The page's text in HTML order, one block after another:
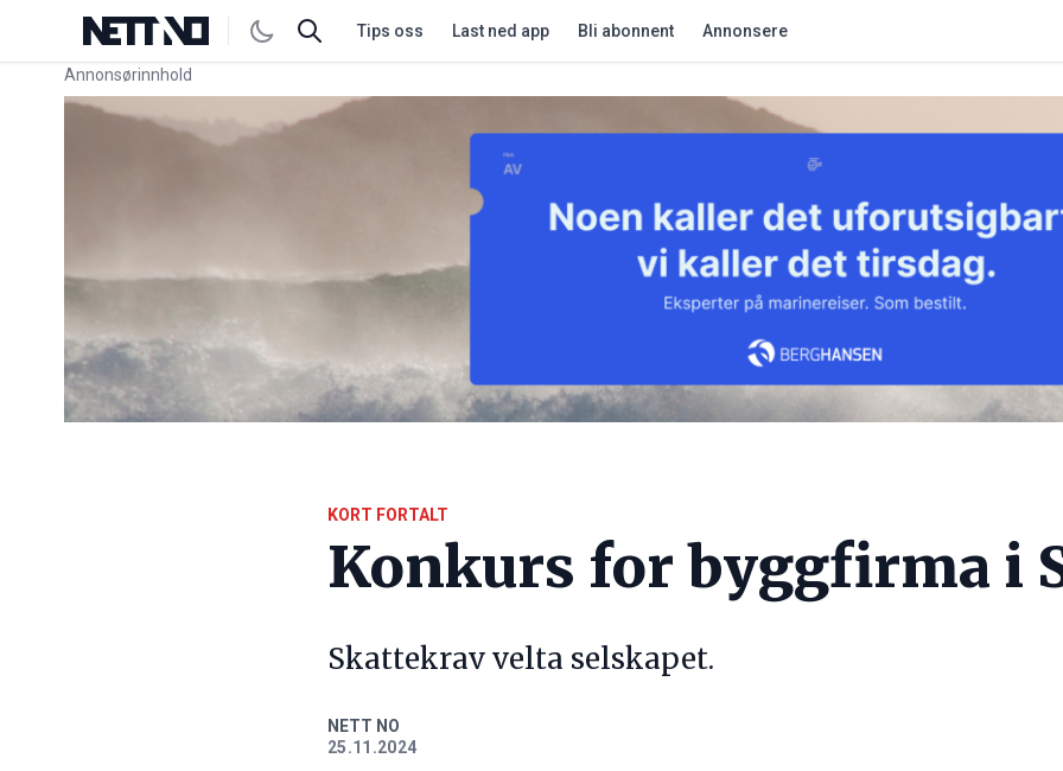
Tips oss Last ned app Bli abonnent Annonsere
Annonsørinnhold
Link for annonse
KORT FORTALT
Konkurs for byggfirma i
Skattekrav velta selskapet.
NETT NO
25.11.2024